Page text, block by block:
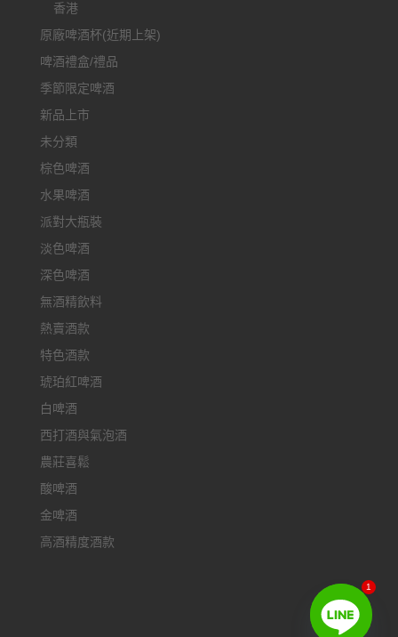
香港
原廠啤酒杯(近期上架)
啤酒禮盒/禮品
季節限定啤酒
新品上市
未分類
棕色啤酒
水果啤酒
派對大瓶裝
淡色啤酒
深色啤酒
無酒精飲料
熱賣酒款
特色酒款
琥珀紅啤酒
白啤酒
西打酒與氣泡酒
農莊喜鬆
酸啤酒
金啤酒
高酒精度酒款
1